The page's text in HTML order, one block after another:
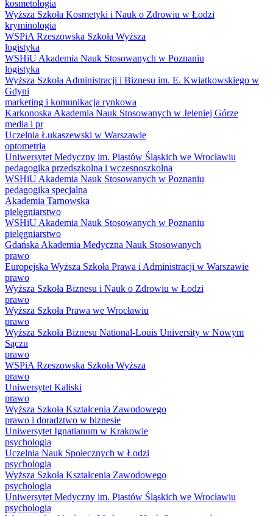
kosmetologia
Wyższa Szkoła Kosmetyki i Nauk o Zdrowiu w Łodzi
kryminologia
WSPiA Rzeszowska Szkoła Wyższa
logistyka
WSHiU Akademia Nauk Stosowanych w Poznaniu
logistyka
Wyższa Szkoła Administracji i Biznesu im. E. Kwiatkowskiego w
Gdyni
marketing i komunikacja rynkowa
Karkonoska Akademia Nauk Stosowanych w Jeleniej Górze
media i pr
Uczelnia Łukaszewski w Warszawie
optometria
Uniwersytet Medyczny im. Piastów Śląskich we Wrocławiu
pedagogika przedszkolna i wczesnoszkolna
WSHiU Akademia Nauk Stosowanych w Poznaniu
pedagogika specjalna
Akademia Tarnowska
pielęgniarstwo
WSHiU Akademia Nauk Stosowanych w Poznaniu
pielęgniarstwo
Gdańska Akademia Medyczna Nauk Stosowanych
prawo
Europejska Wyższa Szkoła Prawa i Administracji w Warszawie
prawo
Wyższa Szkoła Biznesu i Nauk o Zdrowiu w Łodzi
prawo
Wyższa Szkoła Prawa we Wrocławiu
prawo
Wyższa Szkoła Biznesu National-Louis University w Nowym
Sączu
prawo
WSPiA Rzeszowska Szkoła Wyższa
prawo
Uniwersytet Kaliski
prawo
Wyższa Szkoła Kształcenia Zawodowego
prawo i doradztwo w biznesie
Uniwersytet Ignatianum w Krakowie
psychologia
Uczelnia Nauk Społecznych w Łodzi
psychologia
Wyższa Szkoła Kształcenia Zawodowego
psychologia
Uniwersytet Medyczny im. Piastów Śląskich we Wrocławiu
psychologia